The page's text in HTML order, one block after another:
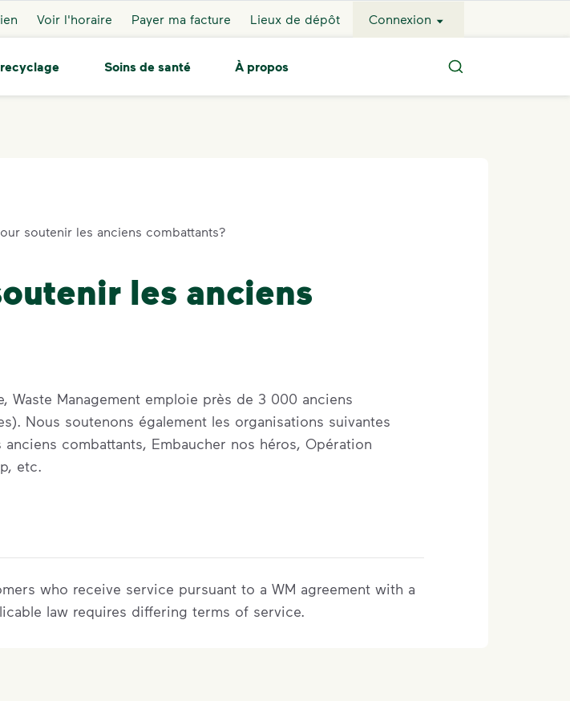
Voir l'horaire Payer ma facture Lieux de dépôt Connexion
Soins de santé À propos
Search
soutenir les anciens combattants?
les anciens
Waste Management emploie près de 3 000 anciens
Nous soutenons également les organisations suivantes
combattants, Embaucher nos héros, Opération
etc.
who receive service pursuant to a WM agreement with a
law requires differing terms of service.